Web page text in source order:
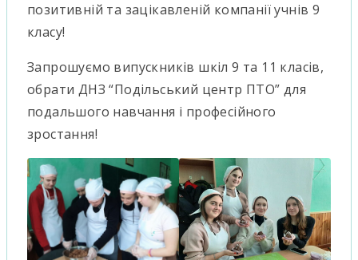
позитивній та зацікавленій компанії учнів 9
класу!
Запрошуємо випускників шкіл 9 та 11 класів,
обрати ДНЗ “Подільський центр ПТО” для
подальшого навчання і професійного
зростання!